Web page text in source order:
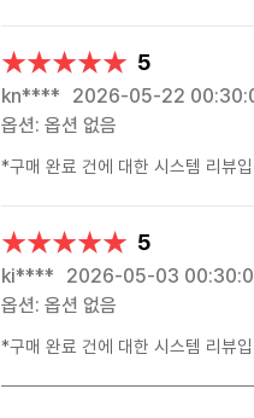
★★★★★
★★★★★ 5
kn**** 2026-05-22
옵션: 옵션 없음
*구매 완료 건에 대한 시스템 리뷰
★★★★★
★★★★★ 5
ki**** 2026-05-03
옵션: 옵션 없음
*구매 완료 건에 대한 시스템 리뷰